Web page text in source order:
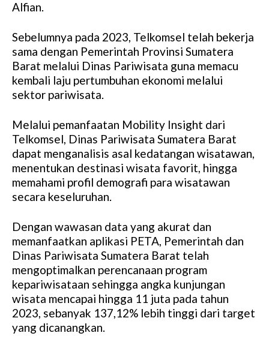
Alfian.
Sebelumnya pada 2023, Telkomsel telah bekerja
sama dengan Pemerintah Provinsi Sumatera
Barat melalui Dinas Pariwisata guna memacu
kembali laju pertumbuhan ekonomi melalui
sektor pariwisata.
Melalui pemanfaatan Mobility Insight dari
Telkomsel, Dinas Pariwisata Sumatera Barat
dapat menganalisis asal kedatangan wisatawan,
menentukan destinasi wisata favorit, hingga
memahami profil demografi para wisatawan
secara keseluruhan.
Dengan wawasan data yang akurat dan
memanfaatkan aplikasi PETA, Pemerintah dan
Dinas Pariwisata Sumatera Barat telah
mengoptimalkan perencanaan program
kepariwisataan sehingga angka kunjungan
wisata mencapai hingga 11 juta pada tahun
2023, sebanyak 137,12% lebih tinggi dari target
yang dicanangkan.